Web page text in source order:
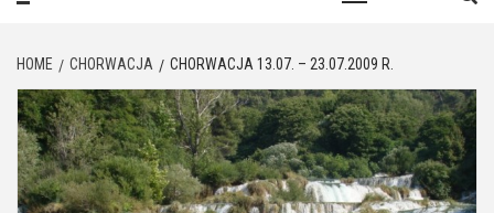
HOME CHORWACJA CHORWACJA 13.07. – 23.07.2009 R.